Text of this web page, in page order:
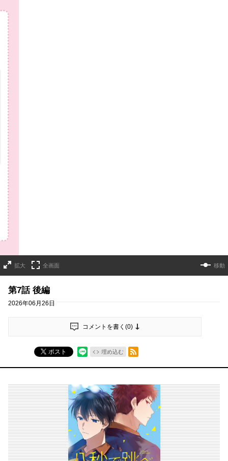
拡大 全画面 移動
第7話 後編
2026年06月26日
コメントを書く(0)
ポスト 埋め込む
RSSフィード